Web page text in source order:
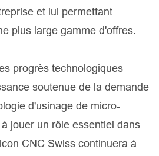
et lui permettant
plus large gamme d'offres.
progrès technologiques
soutenue de la demande
d'usinage de micro-
jouer un rôle essentiel dans
CNC Swiss continuera à